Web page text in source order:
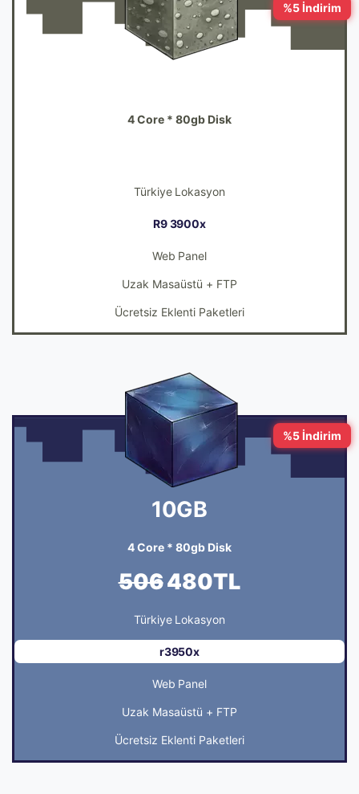
%5 İndirim
4 Core * 80gb Disk
Türkiye Lokasyon
R9 3900x
Web Panel
Uzak Masaüstü + FTP
Ücretsiz Eklenti Paketleri
%5 İndirim
10GB
4 Core * 80gb Disk
506480TL
Türkiye Lokasyon
r3950x
Web Panel
Uzak Masaüstü + FTP
Ücretsiz Eklenti Paketleri